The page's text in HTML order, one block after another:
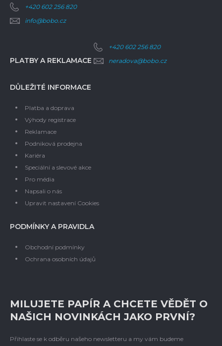
+420 602 256 820
info@bobo.cz
PLATBY A REKLAMACE
+420 602 256 820
neradova@bobo.cz
DŮLEŽITÉ INFORMACE
Platba a doprava
Výhody registrace
Reklamace
Podniková prodejna
Kariéra
Speciální a slevové akce
Pro média
Napsali o nás
Upravit nastavení Cookies
PODMÍNKY A PRAVIDLA
Obchodní podmínky
Ochrana osobních údajů
MILUJETE PAPÍR A CHCETE VĚDĚT O
NAŠICH NOVINKÁCH JAKO PRVNÍ?
Přihlaste se k odběru našeho newsletteru a my vám budeme